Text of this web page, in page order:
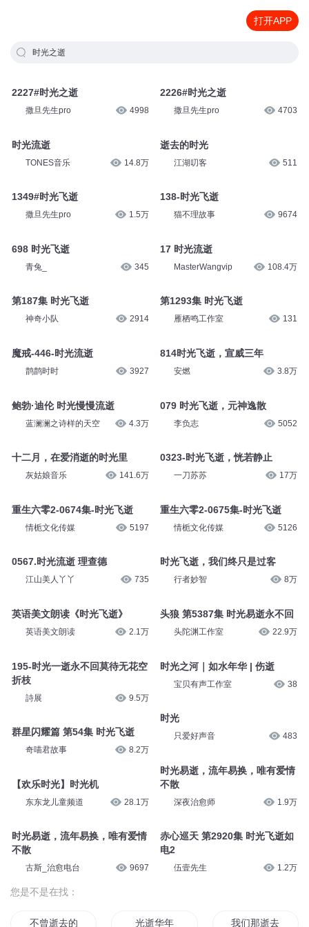
打开APP
时光之逝
2227#时光之逝
撒旦先生pro 4998
时光流逝
TONES音乐 14.8万
1349#时光飞逝
撒旦先生pro 1.5万
698 时光飞逝
青兔_ 345
第187集 时光飞逝
神奇小队 2914
魔戒-446-时光流逝
鹊鹊时时 3927
鲍勃·迪伦 时光慢慢流逝
蓝澜澜之诗样的天空 4.3万
十二月，在爱消逝的时光里
灰姑娘音乐 141.6万
重生六零2-0674集-时光飞逝
情栀文化传媒 5197
0567.时光流逝 理查德
江山美人丫丫 735
英语美文朗读《时光飞逝》
英语美文朗读 2.1万
195-时光一逝永不回莫待无花空
折枝
詩展 9.5万
群星闪耀篇 第54集 时光飞逝
奇喵君故事 8.2万
【欢乐时光】时光机
东东龙儿童频道 28.1万
时光易逝，流年易换，唯有爱情
不散
古斯_治愈电台 9697
2226#时光之逝
撒旦先生pro 4703
逝去的时光
江湖叨客 511
138-时光飞逝
猫不理故事 9674
17 时光流逝
MasterWangvip 108.4万
第1293集 时光飞逝
雁栖鸣工作室 131
814时光飞逝，宣威三年
安燃 3.8万
079 时光飞逝，元神逸散
李负志 5052
0323-时光飞逝，恍若静止
一刀苏苏 17万
重生六零2-0675集-时光飞逝
情栀文化传媒 5126
时光飞逝，我们终只是过客
行者妙智 8万
头狼 第5387集 时光易逝永不回
头陀渊工作室 22.9万
时光之河｜如水年华 | 伤逝
宝贝有声工作室 38
时光
只爱好声音 483
时光易逝，流年易换，唯有爱情
不散
深夜治愈师 1.9万
赤心巡天 第2920集 时光飞逝如
电2
伍壹先生 1.2万
您是不是在找：
不曾逝去的青春爱情 光逝华年 我们那逝去的青春